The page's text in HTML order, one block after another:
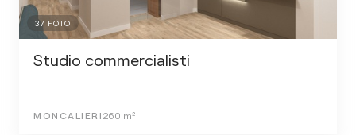
37 FOTO
Studio commercialisti
MONCALIERI 260 m²